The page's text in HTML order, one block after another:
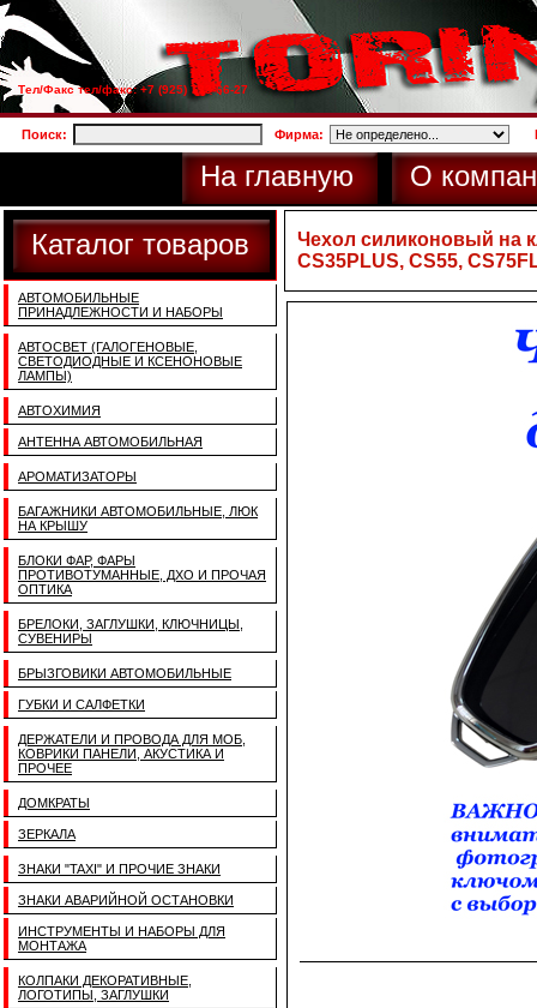
Тел/Факс тел/факс: +7 (925) 733-66-27
Поиск: Фирма:
На главную О
Каталог товаров
АВТОМОБИЛЬНЫЕ
ПРИНАДЛЕЖНОСТИ И НАБОРЫ
АВТОСВЕТ (ГАЛОГЕНОВЫЕ,
СВЕТОДИОДНЫЕ И КСЕНОНОВЫЕ
ЛАМПЫ)
АВТОХИМИЯ
АНТЕННА АВТОМОБИЛЬНАЯ
АРОМАТИЗАТОРЫ
БАГАЖНИКИ АВТОМОБИЛЬНЫЕ, ЛЮК
НА КРЫШУ
БЛОКИ ФАР, ФАРЫ
ПРОТИВОТУМАННЫЕ, ДХО И ПРОЧАЯ
ОПТИКА
БРЕЛОКИ, ЗАГЛУШКИ, КЛЮЧНИЦЫ,
СУВЕНИРЫ
БРЫЗГОВИКИ АВТОМОБИЛЬНЫЕ
ГУБКИ И САЛФЕТКИ
ДЕРЖАТЕЛИ И ПРОВОДА ДЛЯ МОБ,
КОВРИКИ ПАНЕЛИ, АКУСТИКА И
ПРОЧЕЕ
ДОМКРАТЫ
ЗЕРКАЛА
ЗНАКИ "TAXI" И ПРОЧИЕ ЗНАКИ
ЗНАКИ АВАРИЙНОЙ ОСТАНОВКИ
ИНСТРУМЕНТЫ И НАБОРЫ ДЛЯ
МОНТАЖА
КОЛПАКИ ДЕКОРАТИВНЫЕ,
ЛОГОТИПЫ, ЗАГЛУШКИ
Чехол силиконовый на
CS35PLUS, CS55,